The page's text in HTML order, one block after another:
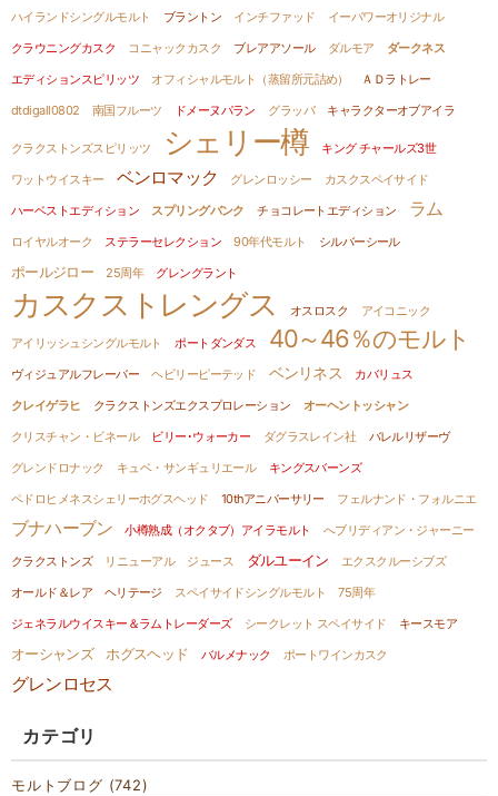
ハイランドシングルモルト
ブラントン インチファッド
イーパワーオリジナル
クラウニングカスク
コニャックカスク ブレアアソール ダルモア
ダークネス
エディションスピリッツ
オフィシャルモルト（蒸留所元詰め）
ＡＤラトレー
dtdigall0802
南国フルーツ ドメーヌパラン グラッパ キャラクターオブアイラ
クラクストンズスピリッツ シェリー樽
キング チャールズ3世
ワットウイスキー
ベンロマック グレンロッシー
カスクスペイサイド
ハーベストエディション
スプリングバンク チョコレートエディション ラム
ロイヤルオーク ステラーセレクション 90年代モルト シルバーシール
ポールジロー 25周年 グレングラント
カスクストレングス オスロスク アイコニック
アイリッシュシングルモルト ポートダンダス 40～46％のモルト
ヴィジュアルフレーバー ヘビリーピーテッド ベンリネス
カバリュス
クレイゲラヒ
クラクストンズエクスプロレーション
オーヘントッシャン
クリスチャン・ビネール
ビリー･ウォーカー ダグラスレイン社
バレルリザーヴ
グレンドロナック
キュベ・サンギュリエール
キングスバーンズ
ペドロヒメネスシェリーホグスヘッド
10thアニバーサリー フェルナンド・フォルニエ
ブナハーブン 小樽熟成（オクタブ）アイラモルト
へブリディアン・ジャーニー
クラクストンズ
リニューアル ジュース ダルユーイン
エクスクルーシブズ
オールド＆レア ヘリテージ
スペイサイドシングルモルト
75周年
ジェネラルウイスキー＆ラムトレーダーズ
シークレット スペイサイド キースモア
オーシャンズ ホグスヘッド バルメナック ポートワインカスク
グレンロセス
カテゴリ
モルトブログ (742)